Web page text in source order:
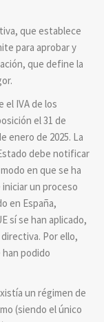
que establece
para aprobar y
que define la
el IVA de los
el 31 de
enero de 2025. La
debe notificar
en que se ha
un proceso
en España,
sí se han aplicado,
Por ello,
podido
un régimen de
(siendo el único